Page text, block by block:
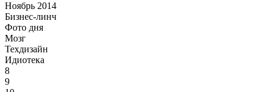
Ноябрь 2014
Бизнес-линч
Фото дня
Мозг
Техдизайн
Идиотека
8
9